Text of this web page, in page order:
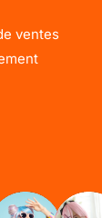
ventes